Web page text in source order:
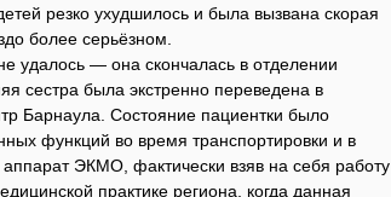
резко ухудшилось и была вызвана скорая
более серьёзном.
удалось — она скончалась в отделении
сестра была экстренно переведена в
Барнаула. Состояние пациентки было
функций во время транспортировки и в
ЭКМО, фактически взяв на себя работу
практике региона, когда данная